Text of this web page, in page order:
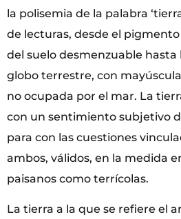
la polisemia de la palabra
de lecturas, desde el
del suelo desmenzuable
globo terrestre, con
no ocupada por el mar. La
con un sentimiento subjetivo
para con las cuestiones
ambos, válidos, en la medida
paisanos como terrícolas.
La tierra a la que se refiere el